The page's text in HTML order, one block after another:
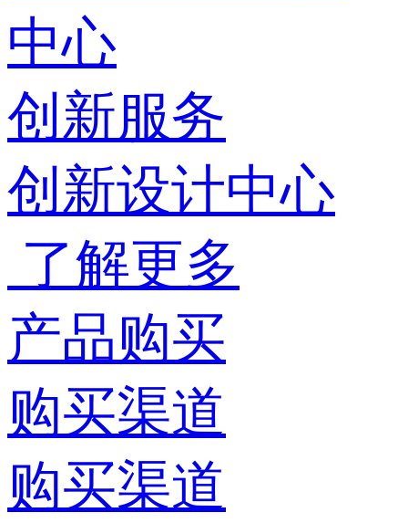
中心
创新服务
创新设计中心
了解更多
产品购买
购买渠道
购买渠道